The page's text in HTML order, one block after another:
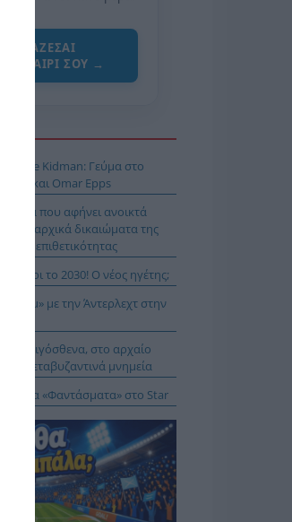
ΧΡΕΙΆΖΕΣΑΙ
ΣΟΥ →
Nicole Kidman: Γεύμα στο
και Omar Epps
που αφήνει ανοικτά
κυριαρχικά δικαιώματα της
επιθετικότητας
μέχρι το 2030! Ο νέος ηγέτης;
«μπαμ» με την Άντερλεχτ στην
στα Αιγόσθενα, στο αρχαίο
και μεταβυζαντινά μνημεία
για τα «Φαντάσματα» στο Star